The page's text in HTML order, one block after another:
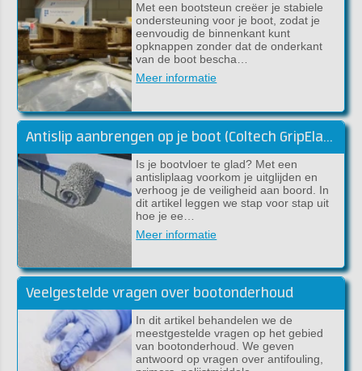
Met een bootsteun creëer je stabiele
ondersteuning voor je boot, zodat je
eenvoudig de binnenkant kunt
opknappen zonder dat de onderkant
van de boot bescha…
Meer informatie
Antislip aanbrengen op je boot (Coltech GripElast)
Is je bootvloer te glad? Met een
antisliplaag voorkom je uitglijden en
verhoog je de veiligheid aan boord. In
dit artikel leggen we stap voor stap uit
hoe je ee…
Meer informatie
Veelgestelde vragen over bootonderhoud
In dit artikel behandelen we de
meestgestelde vragen op het gebied
van bootonderhoud. We geven
antwoord op vragen over antifouling,